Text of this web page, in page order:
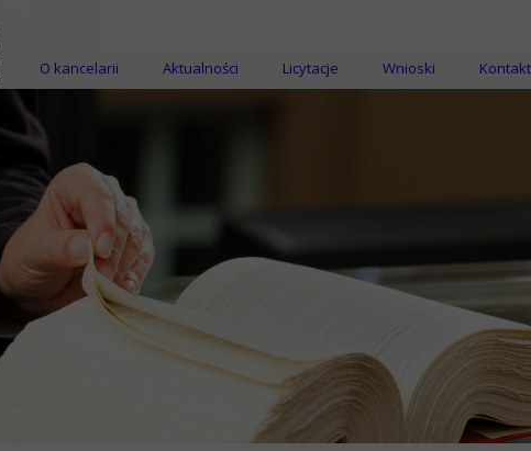
O kancelarii Aktualności
Licytacje
Wnioski Kontakt